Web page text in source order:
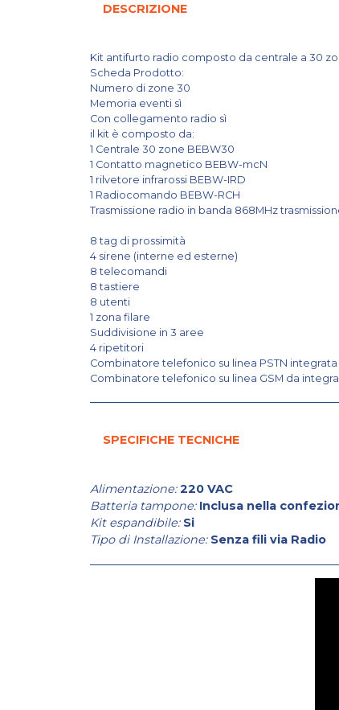
DESCRIZIONE
Kit antifurto radio composto da centrale a 30
Scheda Prodotto:
Numero di zone 30
Memoria eventi sì
Con collegamento radio sì
il kit è composto da:
1 Centrale 30 zone BEBW30
1 Contatto magnetico BEBW-mcN
1 rilvetore infrarossi BEBW-IRD
1 Radiocomando BEBW-RCH
Trasmissione radio in banda 868MHz
8 tag di prossimità
4 sirene (interne ed esterne)
8 telecomandi
8 tastiere
8 utenti
1 zona filare
Suddivisione in 3 aree
4 ripetitori
Combinatore telefonico su linea PSTN
Combinatore telefonico su linea GSM da
SPECIFICHE TECNICHE
Alimentazione: 220 VAC
Batteria tampone: Inclusa nella
Kit espandibile: Si
Tipo di Installazione: Senza fili via Radio